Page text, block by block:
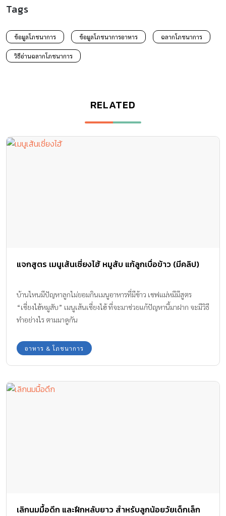
Tags
ข้อมูลโภชนาการ ข้อมูลโภชนาการอาหาร ฉลากโภชนาการ
วิธีอ่านฉลากโภชนาการ
RELATED
แจกสูตร เมนูเส้นเซี่ยงไฮ้ หมูสับ แก้ลูกเบื่อข้าว (มีคลิป)
บ้านไหนมีปัญหาลูกไม่ยอมกินเมนูอาหารที่มีข้าว เชฟแม่หมีมีสูตร
“เซี่ยงไฮ้หมูสับ” เมนูเส้นเซี่ยงไฮ้ ที่จะมาช่วยแก้ปัญหานี้มาฝาก จะมีวิธี
ทำอย่างไร ตามมาดูกัน
อาหาร & โภชนาการ
เลิกนมมื้อดึก และฝึกหลับยาว สำหรับลูกน้อยวัยเด็กเล็ก